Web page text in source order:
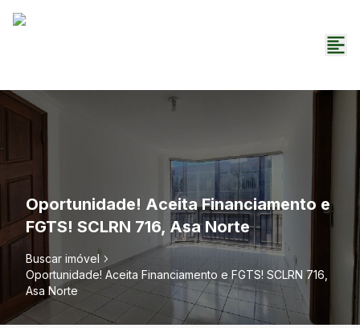
Oportunidade! Aceita Financiamento e
FGTS! SCLRN 716, Asa Norte
Buscar imóvel
Oportunidade! Aceita Financiamento e FGTS! SCLRN 716,
Asa Norte